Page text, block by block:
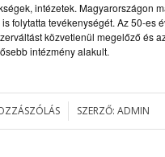
intézetek. Magyarországon
folytatta tevékenységét. Az 50-es
közvetlenül megelőző és
intézmény alakult.
/ SZERZŐ: ADMIN